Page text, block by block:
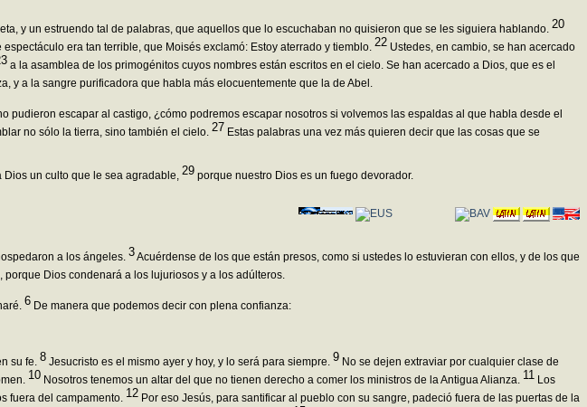
y un estruendo tal de palabras, que aquellos que lo escuchaban no quisieron que se les siguiera hablando. 20
espectáculo era tan terrible, que Moisés exclamó: Estoy aterrado y tiemblo. 22 Ustedes, en cambio, se han acercado
a la asamblea de los primogénitos cuyos nombres están escritos en el cielo. Se han acercado a Dios, que es el
y a la sangre purificadora que habla más elocuentemente que la de Abel.
escapar al castigo, ¿cómo podremos escapar nosotros si volvemos las espaldas al que habla desde el
no sólo la tierra, sino también el cielo. 27 Estas palabras una vez más quieren decir que las cosas que se
un culto que le sea agradable, 29 porque nuestro Dios es un fuego devorador.
a los ángeles. 3Acuérdense de los que están presos, como si ustedes lo estuvieran con ellos, y de los que
Dios condenará a los lujuriosos y a los adúlteros.
6 De manera que podemos decir con plena confianza:
su fe. 8 Jesucristo es el mismo ayer y hoy, y lo será para siempre. 9 No se dejen extraviar por cualquier clase de
10 Nosotros tenemos un altar del que no tienen derecho a comer los ministros de la Antigua Alianza. 11 Los
fuera del campamento. 12 Por eso Jesús, para santificar al pueblo con su sangre, padeció fuera de las puertas de la